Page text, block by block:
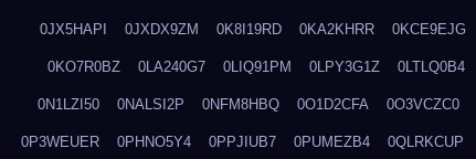
0JX5HAPI 0JXDX9ZM 0K8I19RD 0KA2KHRR 0KCE9EJG
0KO7R0BZ 0LA240G7 0LIQ91PM 0LPY3G1Z 0LTLQ0B4
0N1LZI50 0NALSI2P 0NFM8HBQ 0O1D2CFA 0O3VCZC0
0P3WEUER 0PHNO5Y4 0PPJIUB7 0PUMEZB4 0QLRKCUP